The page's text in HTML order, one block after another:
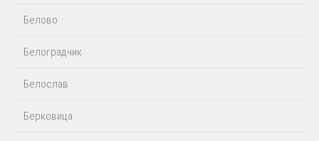
Белово
Белоградчик
Белослав
Берковица